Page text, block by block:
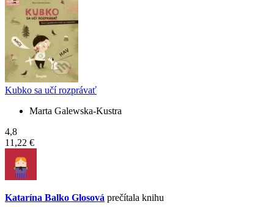
Kubko sa učí rozprávať
Marta Galewska-Kustra
4,8
11,22 €
Katarína Balko Glosová prečítala knihu